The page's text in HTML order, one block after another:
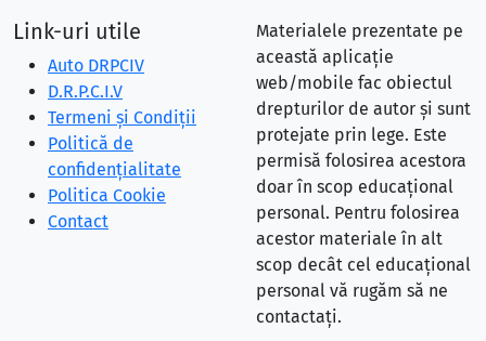
Link-uri utile
Auto DRPCIV
D.R.P.C.I.V
Termeni și Condiții
Politică de
confidențialitate
Politica Cookie
Contact
Materialele prezentate pe
această aplicație
web/mobile fac obiectul
drepturilor de autor și sunt
protejate prin lege. Este
permisă folosirea acestora
doar în scop educațional
personal. Pentru folosirea
acestor materiale în alt
scop decât cel educațional
personal vă rugăm să ne
contactați.